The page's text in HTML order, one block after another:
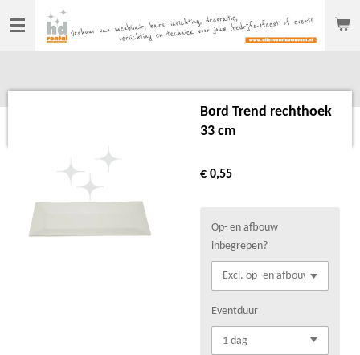
Ga
direct
hoofdinhoud
Bord Trend rechthoek
33 cm
€ 0,55
Op- en afbouw
inbegrepen?
Eventduur